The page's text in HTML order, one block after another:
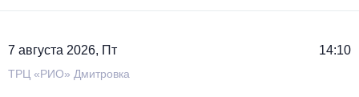
7 августа 2026, Пт 14:10
ТРЦ «РИО» Дмитровка